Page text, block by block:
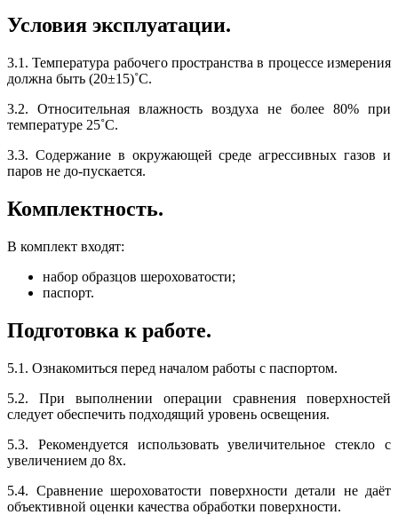
Условия эксплуатации.
3.1. Температура рабочего пространства в процессе измерения
должна быть (20±15)˚С.
3.2. Относительная влажность воздуха не более 80% при
температуре 25˚С.
3.3. Содержание в окружающей среде агрессивных газов и
паров не до-пускается.
Комплектность.
В комплект входят:
набор образцов шероховатости;
паспорт.
Подготовка к работе.
5.1. Ознакомиться перед началом работы с паспортом.
5.2. При выполнении операции сравнения поверхностей
следует обеспечить подходящий уровень освещения.
5.3. Рекомендуется использовать увеличительное стекло с
увеличением до 8х.
5.4. Сравнение шероховатости поверхности детали не даёт
объективной оценки качества обработки поверхности.